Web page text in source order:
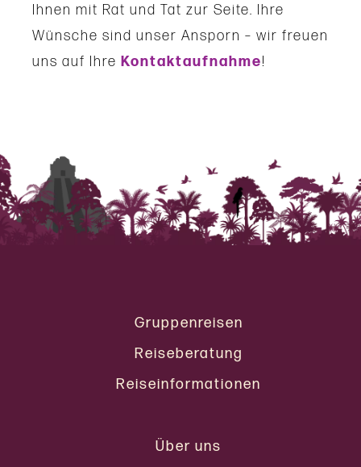
Ihnen mit Rat und Tat zur Seite. Ihre
Wünsche sind unser Ansporn – wir freuen
uns auf Ihre Kontaktaufnahme!
Gruppenreisen
Reiseberatung
Reiseinformationen
Über uns